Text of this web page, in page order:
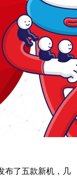
了五款新机，几